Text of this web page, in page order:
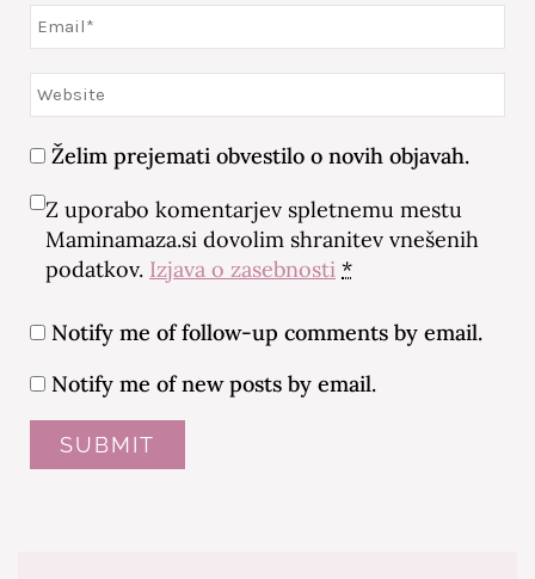
Želim prejemati obvestilo o novih objavah.
Z uporabo komentarjev spletnemu mestu
Maminamaza.si dovolim shranitev vnešenih
podatkov. Izjava o zasebnosti *
Notify me of follow-up comments by email.
Notify me of new posts by email.